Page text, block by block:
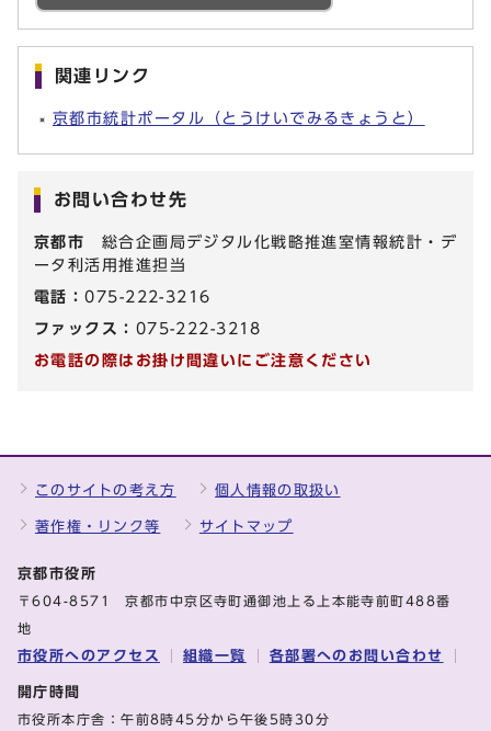
関連リンク
京都市統計ポータル（とうけいでみるきょうと）
お問い合わせ先
京都市 総合企画局デジタル化戦略推進室情報統計・デ
ータ利活用推進担当
電話：075-222-3216
ファックス： 075-222-3218
お電話の際はお掛け間違いにご注意ください
このサイトの考え方 個人情報の取扱い
著作権・リンク等 サイトマップ
京都市役所
〒604-8571 京都市中京区寺町通御池上る上本能寺前町488番
地
市役所へのアクセス 組織一覧 各部署へのお問い合わせ
開庁時間
市役所本庁舎：午前8時45分から午後5時30分